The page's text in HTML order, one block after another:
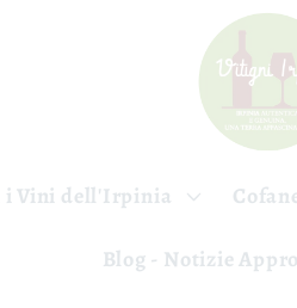
Vini dell'Irpinia
Blog - Notizie